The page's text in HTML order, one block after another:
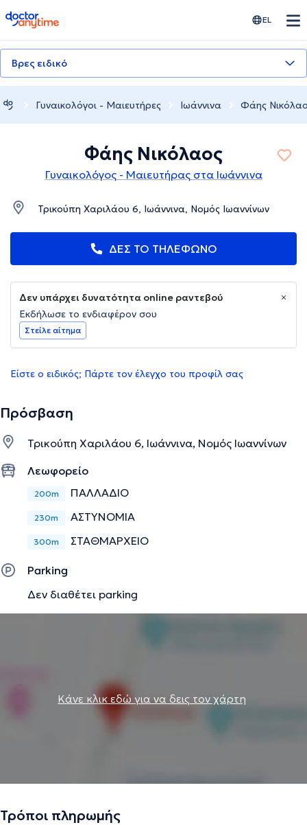
doctoranytime EL
Βρες ειδικό
Γυναικολόγοι - Μαιευτήρες Ιωάννινα Φάης
Φάης Νικόλαος
Γυναικολόγος - Μαιευτήρας στα Ιωάννινα
Τρικούπη Χαριλάου 6, Ιωάννινα, Νομός Ιωαννίνων
ΔΕΣ ΤΟ ΤΗΛΕΦΩΝΟ
Δεν υπάρχει δυνατότητα online ραντεβού
Εκδήλωσε το ενδιαφέρον σου
Στείλε αίτημα
Είστε ο ειδικός; Πάρτε τον έλεγχο του προφίλ σας
Πρόσβαση
Τρικούπη Χαριλάου 6, Ιωάννινα, Νομός Ιωαννίνων
Λεωφορείο
200m ΠΑΛΛΑΔΙΟ
230m ΑΣΤΥΝΟΜΙΑ
300m ΣΤΑΘΜΑΡΧΕΙΟ
Parking
Δεν διαθέτει parking
Κάνε κλικ εδώ για να δεις τον χάρτη
Τρόποι πληρωμής